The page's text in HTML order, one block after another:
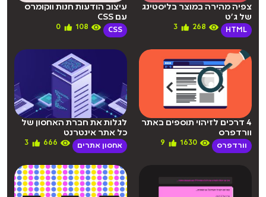
צפיה מהירה במוצר בליסטינג
של ג’ט
HTML
268
3
עיצוב הודעות חנות ווקומרס
עם CSS
CSS
108
0
4 דרכים לזיהוי תוספים באתר
וורדפרס
וורדפרס 1630
9
לגלות את חברת האחסון של
כל אתר אינטרנט
אחסון אתרים 666
3